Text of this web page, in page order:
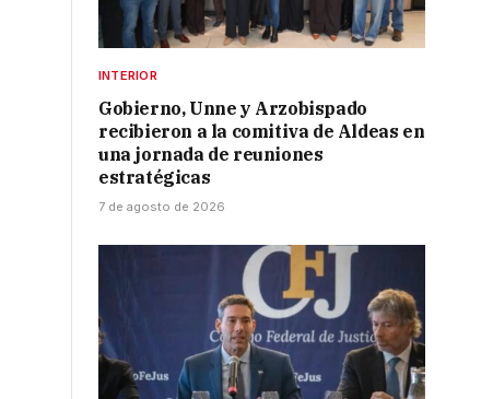
INTERIOR
Gobierno, Unne y Arzobispado
recibieron a la comitiva de Aldeas en
una jornada de reuniones
estratégicas
7 de agosto de 2026